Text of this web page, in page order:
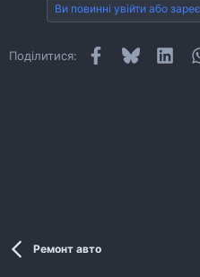
Ви повинні увійти або
Поділитися: FacebookBluesky
Ремонт авто